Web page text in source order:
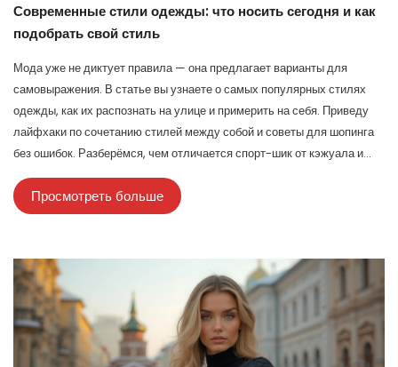
Современные стили одежды: что носить сегодня и как
подобрать свой стиль
Мода уже не диктует правила — она предлагает варианты для
самовыражения. В статье вы узнаете о самых популярных стилях
одежды, как их распознать на улице и примерить на себя. Приведу
лайфхаки по сочетанию стилей между собой и советы для шопинга
без ошибок. Разберёмся, чем отличается спорт-шик от кэжуала и
почему минимализм снова в моде. Расскажу, как найти свой стиль
среди десятков направлений.
Просмотреть больше